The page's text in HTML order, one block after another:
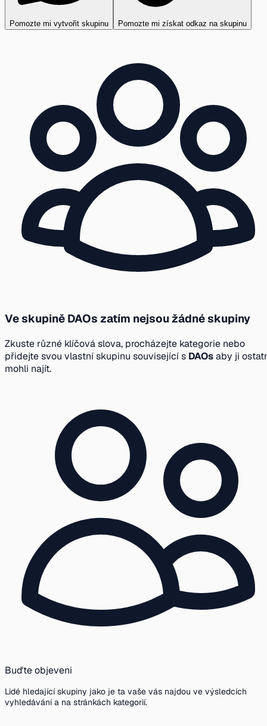
Pomozte mi vytvořit skupinu Pomozte mi získat odkaz na skupinu
Ve skupině DAOs zatím nejsou žádné skupiny
Zkuste různé klíčová slova, procházejte kategorie nebo
přidejte svou vlastní skupinu související s DAOsaby ji
mohli najít.
Buďte objeveni
Lidé hledající skupiny jako je ta vaše vás najdou ve výsledcích
vyhledávání a na stránkách kategorií.